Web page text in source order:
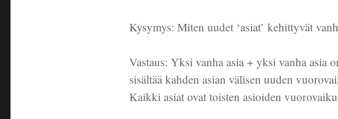
Kysymys: Miten uudet ‘asiat’ kehittyvät
Vastaus: Yksi vanha asia + yksi vanha asia
sisältää kahden asian välisen uuden
Kaikki asiat ovat toisten asioiden